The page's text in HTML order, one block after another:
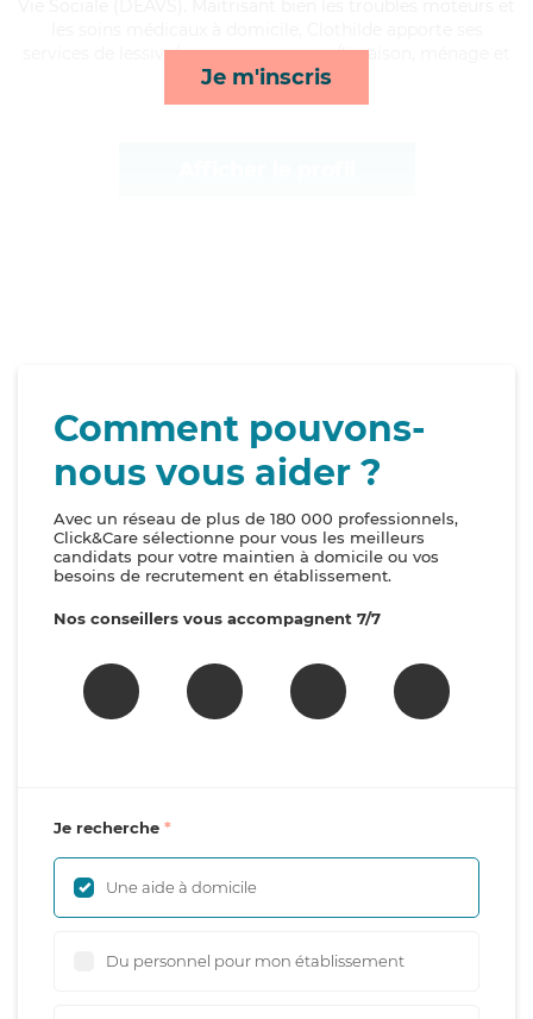
Je m'inscris
services de lessive/repassage, courses/livraison, ménage et
surveillance de nuit*
Comment pouvons-
nous vous aider ?
Avec un réseau de plus de 180 000 professionnels,
Click&Care sélectionne pour vous les meilleurs
candidats pour votre maintien à domicile ou vos
besoins de recrutement en établissement.
Nos conseillers vous accompagnent 7/7
Je recherche
Une aide à domicile
Du personnel pour mon établissement